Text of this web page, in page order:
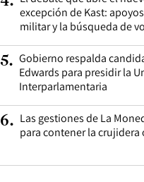
excepción de Kast:
militar y la búsqueda de
5. Gobierno respalda
Edwards para presidir la
Interparlamentaria
6. Las gestiones de La
para contener la crujidera